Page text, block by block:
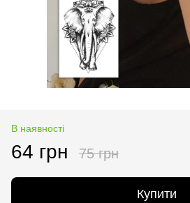
В наявності
64 грн 75 грн
Купити